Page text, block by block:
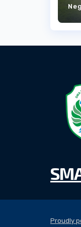
Proudly